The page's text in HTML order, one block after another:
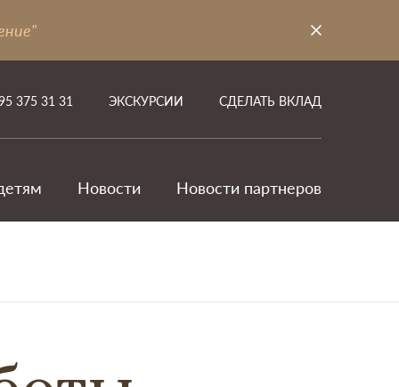
375 31 31 ЭКСКУРСИИ СДЕЛАТЬ ВКЛАД
Новости Новости партнеров